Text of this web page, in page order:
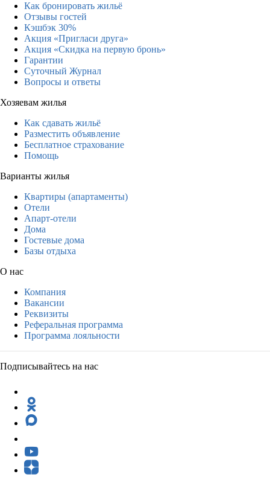
Как бронировать жильё
Отзывы гостей
Кэшбэк 30%
Акция «Пригласи друга»
Акция «Скидка на первую бронь»
Гарантии
Суточный Журнал
Вопросы и ответы
Хозяевам жилья
Как сдавать жильё
Разместить объявление
Бесплатное страхование
Помощь
Варианты жилья
Квартиры (апартаменты)
Отели
Апарт-отели
Дома
Гостевые дома
Базы отдыха
О нас
Компания
Вакансии
Реквизиты
Реферальная программа
Программа лояльности
Подписывайтесь на нас